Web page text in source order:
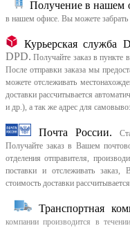
Получение в нашем
в нашем офисе. Вы можете забрать
Курьерская служба
DPD. Получайте заказ в пункте
После отправки заказа мы
можете отслеживать
доставки рассчитывается
и др.), а так же адрес для
Почта России.
Получайте заказ в Вашем
отделения отправителя,
поставки и отслеживать
стоимость доставки
Транспортная
компании производится в